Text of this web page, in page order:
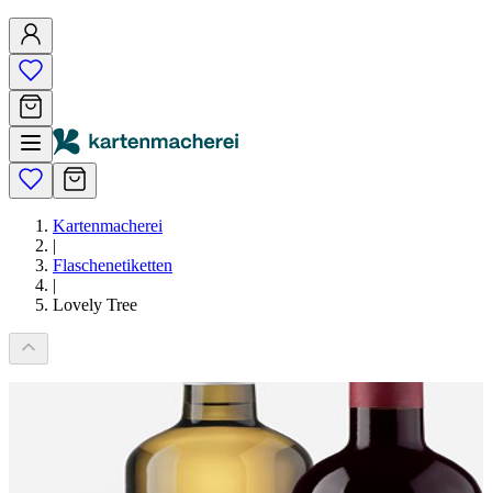
Kartenmacherei
|
Flaschenetiketten
|
Lovely Tree